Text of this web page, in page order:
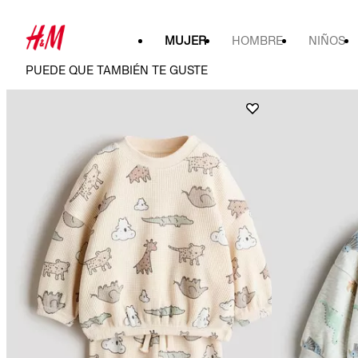
MUJER HOMBRE NIÑOS
PUEDE QUE TAMBIÉN TE GUSTE